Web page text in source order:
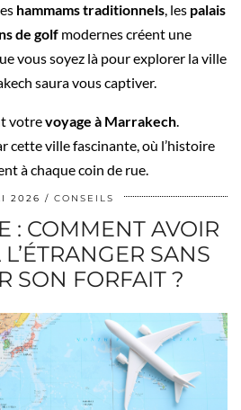
hammams traditionnels, les palais
de golf modernes créent une
vous soyez là pour explorer la ville
saura vous captiver.
votrevoyage à Marrakech.
cette ville fascinante, où l’histoire
à chaque coin de rue.
2026 CONSEILS
: COMMENT AVOIR
SANS
SON FORFAIT ?